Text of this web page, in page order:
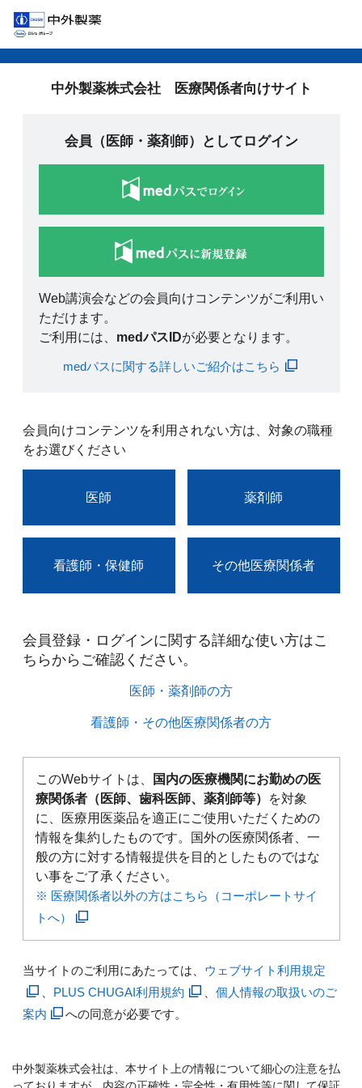
中外製薬株式会社 医療関係者向けサイト
会員（医師・薬剤師）としてログイン
Web講演会などの会員向けコンテンツがご利用い
ただけます。
ご利用には、 medパスIDが必要となります。
medパスに関する詳しいご紹介はこちら
会員向けコンテンツを利用されない方は、対象の職種
をお選びください
医師 薬剤師
看護師・保健師 その他医療関係者
会員登録・ログインに関する詳細な使い方はこ
ちらからご確認ください。​
医師・薬剤師の方​
看護師・その他医療関係者の方​
このWebサイトは、
国内の医療機関にお勤めの医
療関係者（医師、歯科医師、薬剤師等）
を対象
に、医療用医薬品を適正にご使用いただくための
情報を集約したものです。国外の医療関係者、一
般の方に対する情報提供を目的としたものではな
い事をご了承ください。
※ 医療関係者以外の方はこちら（コーポレートサイ
トへ）
当サイトのご利用にあたっては、 ウェブサイト利用規定
PLUS CHUGAI利用規約
個人情報の取扱いのご
案内
への同意が必要です。
中外製薬株式会社は、本サイト上の情報について細心の注意を払
っておりますが、内容の正確性・完全性・有用性等に関して保証